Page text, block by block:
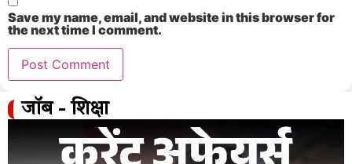
Save my name, email, and website in this browser for
the next time I comment.
जॉब - शिक्षा